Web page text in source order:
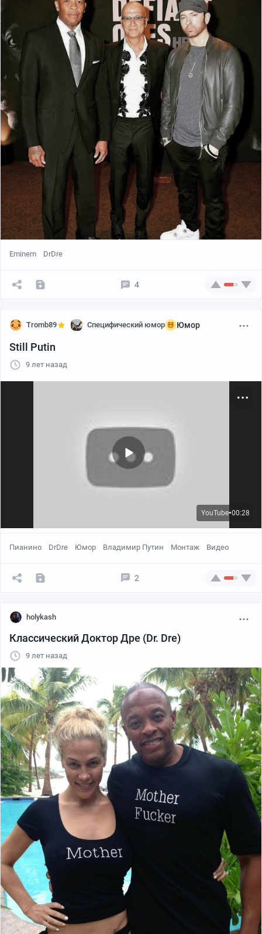
Eminem DrDre
4
Tromb89 Специфический юмор Юмор
Still Putin
9 лет назад
YouTube●00:28
Пианино DrDre Юмор Владимир Путин Монтаж Видео
2
holykash
Классический Доктор Дре (Dr. Dre)
9 лет назад